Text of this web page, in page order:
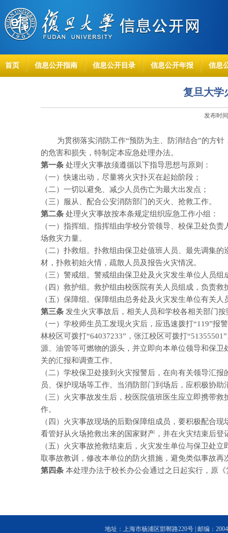
首页 信息公开指南 信息公开目录 信息公开年报 信息
复旦大学
发布时
为贯彻落实消防工作“预防为主、防消结合”的方针
的危害和损失，特制定本应急处理办法。
第一条 处理火灾事故须遵循以下指导思想与原则：
（一）快速出动，尽量将火灾扑灭在起始阶段；
（二）一切以避免、减少人员伤亡为最大出发点；
（三）服从、配合公安消防部门的灭火、抢救工作。
第二条 处理火灾事故按本条规定组织应急工作小组：
（一）指挥组。指挥组由学校分管领导、校保卫处负
场救灾力量。
（二）扑救组。扑救组由保卫处值班人员、最先调集
材，扑救初始火情，疏散人员及报告火灾情况。
（三）警戒组。警戒组由保卫处及火灾发生单位人员
（四）救护组。救护组由校医院有关人员组成，负责
（五）保障组。保障组由总务处及火灾发生单位有关
第三条 发生火灾事故后，相关人员和学校各相关部门
（一）学校师生员工发现火灾后，应迅速拨打“119”报
林校区可拨打“64037233”，张江校区可拨打
源、油管等可燃物的源头，并立即向本单位领导和保
关的汇报和调查工作。
（二）学校保卫处接到火灾报警后，在向有关领导汇
员、保护现场等工作。当消防部门到场后，应积极协助
（三）火灾事故发生后，校医院值班医生应立即携带
作。
（四）火灾事故现场的后勤保障组成员，要积极配合
看管好从火场抢救出来的国家财产，并在火灾结束后登
（五）火灾事故抢救结束后，火灾发生单位与保卫处
取事故教训，修改本单位的防火措施，避免类似事故再
第四条 本处理办法于校长办公会通过之日起实行，原
地址：上海市杨浦区邯郸路220号 | 邮编：